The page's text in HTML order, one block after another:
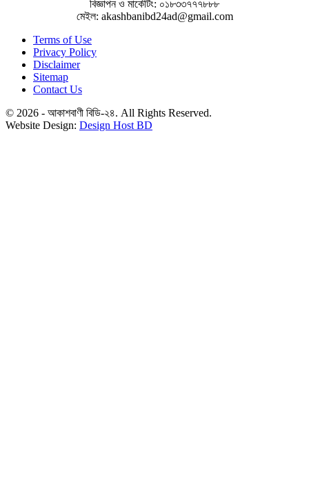
বিজ্ঞাপন ও মার্কেটিং: ০১৮৩৩৭৭৭৮৮৮
মেইল: akashbanibd24ad@gmail.com
Terms of Use
Privacy Policy
Disclaimer
Sitemap
Contact Us
© 2026 - আকাশবাণী বিডি-২৪. All Rights Reserved.
Website Design: Design Host BD